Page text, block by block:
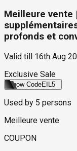
Meilleure vente
profonds et
Valid till 16th Aug
Exclusive Sale
Show CodeEIL5
Used by 5 persons
Meilleure vente
COUPON